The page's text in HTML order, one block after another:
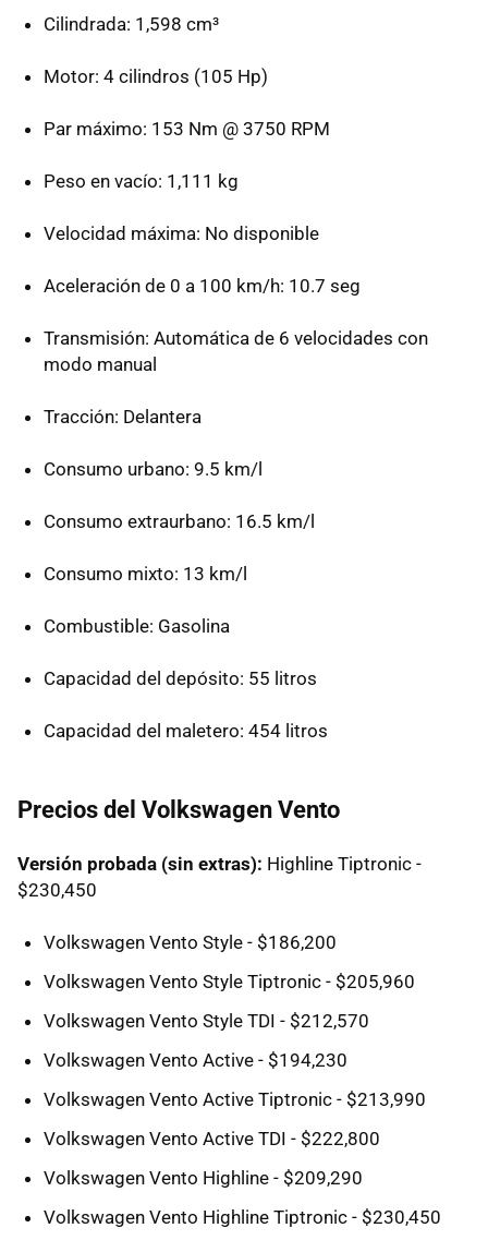
Cilindrada: 1,598 cm³
Motor: 4 cilindros (105 Hp)
Par máximo: 153 Nm @ 3750 RPM
Peso en vacío: 1,111 kg
Velocidad máxima: No disponible
Aceleración de 0 a 100 km/h: 10.7 seg
Transmisión: Automática de 6 velocidades con
modo manual
Tracción: Delantera
Consumo urbano: 9.5 km/l
Consumo extraurbano: 16.5 km/l
Consumo mixto: 13 km/l
Combustible: Gasolina
Capacidad del depósito: 55 litros
Capacidad del maletero: 454 litros
Precios del Volkswagen Vento
Versión probada (sin extras): Highline Tiptronic -
$230,450
Volkswagen Vento Style - $186,200
Volkswagen Vento Style Tiptronic - $205,960
Volkswagen Vento Style TDI - $212,570
Volkswagen Vento Active - $194,230
Volkswagen Vento Active Tiptronic - $213,990
Volkswagen Vento Active TDI - $222,800
Volkswagen Vento Highline - $209,290
Volkswagen Vento Highline Tiptronic - $230,450